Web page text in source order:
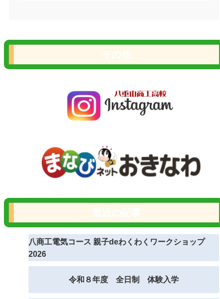
八商工電気コース 親子deわくわくワークショップ
2026
令和８年度 全日制 体験入学